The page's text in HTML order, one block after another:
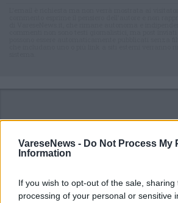
VareseNews - Do Not Process My
Information
If you wish to opt-out of the sale,
processing of your personal or sensitive
ADV